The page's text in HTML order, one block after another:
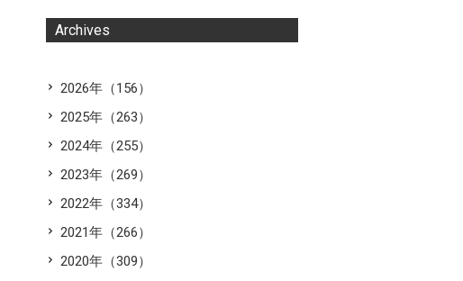
Archives
2026年（156）
2025年（263）
2024年（255）
2023年（269）
2022年（334）
2021年（266）
2020年（309）